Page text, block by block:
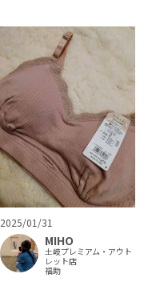
2025/01/31
MIHO
土岐プレミアム・アウト
レット店
福助